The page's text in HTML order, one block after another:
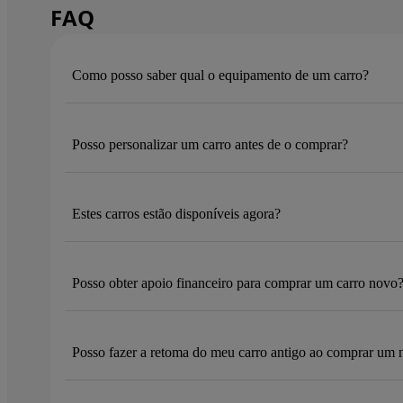
FAQ
Como posso saber qual o equipamento de um carro?
Posso personalizar um carro antes de o comprar?
Estes carros estão disponíveis agora?
Posso obter apoio financeiro para comprar um carro novo?
Posso fazer a retoma do meu carro antigo ao comprar um